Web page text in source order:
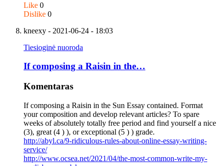
Like 0
Dislike 0
kneexy - 2021-06-24 - 18:03
Tiesioginė nuoroda
If composing a Raisin in the…
Komentaras
If composing a Raisin in the Sun Essay contained. Format
your composition and develop relevant articles? To spare
weeks of absolutely totally free period and find yourself a nice
(3), great (4 ) ), or exceptional (5 ) ) grade.
http://abyl.ca/9-ridiculous-rules-about-online-essay-writing-
service/
http://www.ocsea.net/2021/04/the-most-common-write-my-